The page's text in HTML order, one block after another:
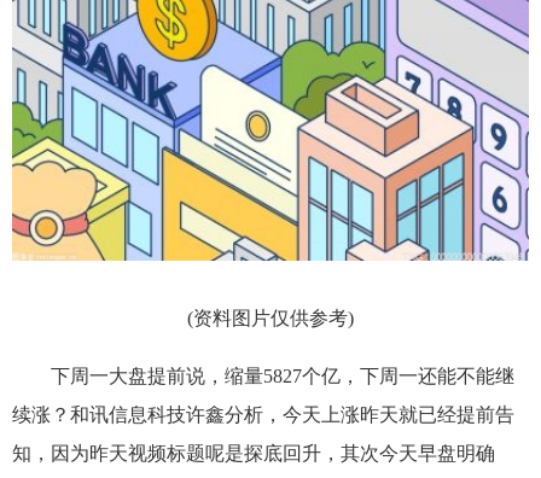
(资料图片仅供参考)
下周一大盘提前说，缩量5827个亿，下周一还能不能继
续涨？和讯信息科技许鑫分析，今天上涨昨天就已经提前告
知，因为昨天视频标题呢是探底回升，其次今天早盘明确